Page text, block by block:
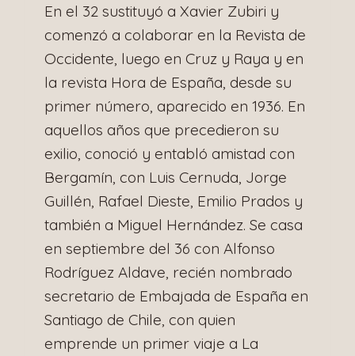
En el 32 sustituyó a Xavier Zubiri y
comenzó a colaborar en la Revista de
Occidente, luego en Cruz y Raya y en
la revista Hora de España, desde su
primer número, aparecido en 1936. En
aquellos años que precedieron su
exilio, conoció y entabló amistad con
Bergamín, con Luis Cernuda, Jorge
Guillén, Rafael Dieste, Emilio Prados y
también a Miguel Hernández. Se casa
en septiembre del 36 con Alfonso
Rodríguez Aldave, recién nombrado
secretario de Embajada de España en
Santiago de Chile, con quien
emprende un primer viaje a La